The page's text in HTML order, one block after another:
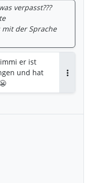
verpasst???
der Sprache
er ist
und hat